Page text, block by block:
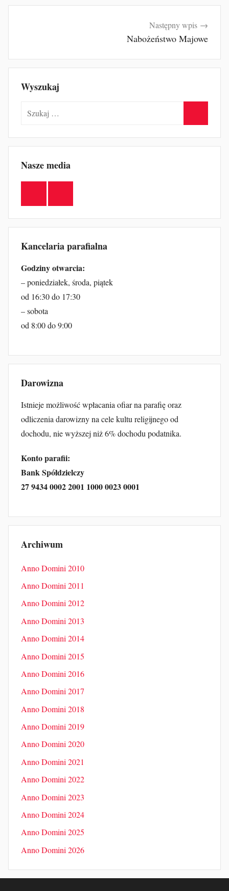
Następny wpis
Nabożeństwo Majowe
Wyszukaj
Szukaj:
Nasze media
Kancelaria parafialna
Godziny otwarcia:
– poniedziałek, środa, piątek
od 16:30 do 17:30
– sobota
od 8:00 do 9:00
Darowizna
Istnieje możliwość wpłacania ofiar na parafię oraz
odliczenia darowizny na cele kultu religijnego od
dochodu, nie wyższej niż 6% dochodu podatnika.
Konto parafii:
Bank Spółdzielczy
27 9434 0002 2001 1000 0023 0001
Archiwum
Anno Domini 2010
Anno Domini 2011
Anno Domini 2012
Anno Domini 2013
Anno Domini 2014
Anno Domini 2015
Anno Domini 2016
Anno Domini 2017
Anno Domini 2018
Anno Domini 2019
Anno Domini 2020
Anno Domini 2021
Anno Domini 2022
Anno Domini 2023
Anno Domini 2024
Anno Domini 2025
Anno Domini 2026